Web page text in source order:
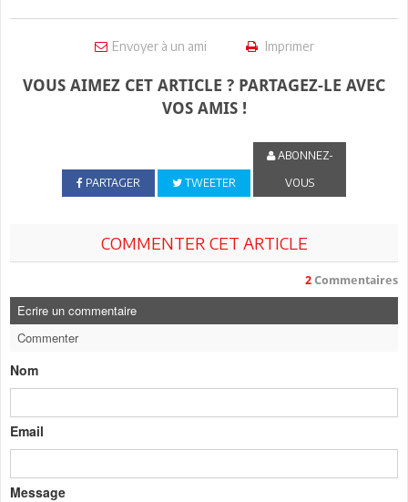
Envoyer à un ami Imprimer
VOUS AIMEZ CET ARTICLE ? PARTAGEZ-LE AVEC
VOS AMIS !
PARTAGER TWEETER
ABONNEZ-
VOUS
COMMENTER CET ARTICLE
2 Commentaires
Ecrire un commentaire
Commenter
Nom
Email
Message